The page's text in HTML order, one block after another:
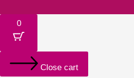
0
Close cart